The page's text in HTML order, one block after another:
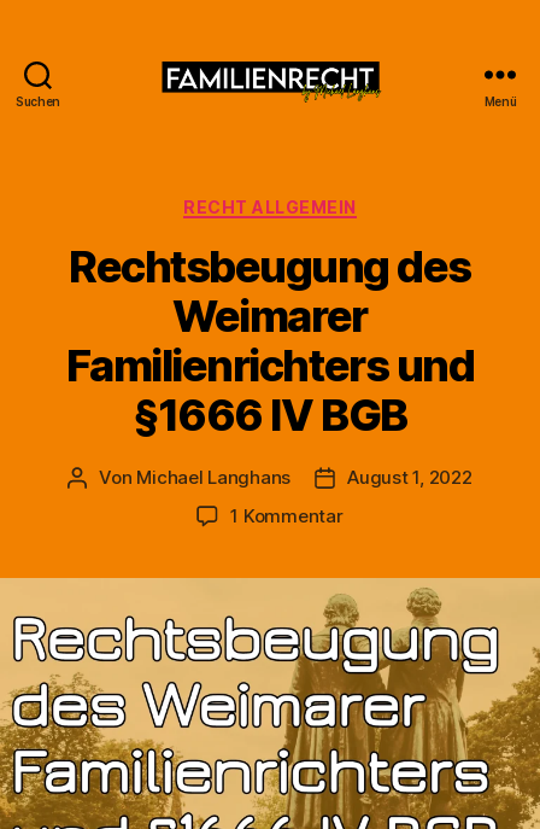
Suchen
Langhans
Menü
Kategorien
RECHT ALLGEMEIN
Rechtsbeugung des
Weimarer
Familienrichters und
§1666 IV BGB
Beitragsautor
Von Michael Langhans Beitragsdatum
August 1, 2022
1 Kommentarzu
Weimarer
Familienrichters
und
§1666
IV
BGB